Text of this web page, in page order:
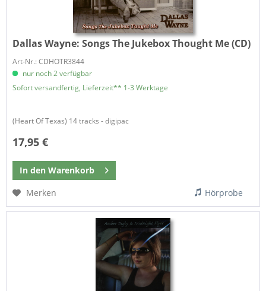
Dallas Wayne:Songs The Jukebox Thought Me (CD)
Art-Nr.: CDHOTR3844
nur noch 2 verfügbar
Sofort versandfertig, Lieferzeit** 1-3 Werktage
(Heart Of Texas) 14 tracks - digipac
17,95 €
In den Warenkorb
Merken
Hörprobe